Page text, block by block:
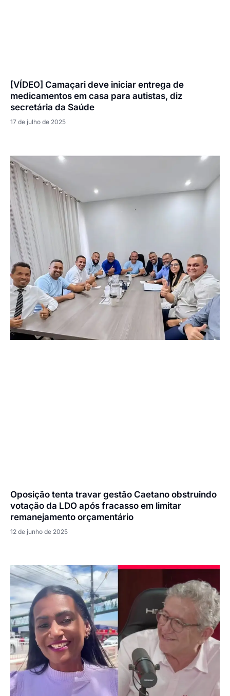
[VÍDEO] Camaçari deve iniciar entrega de
medicamentos em casa para autistas, diz
secretária da Saúde
17 de julho de 2025
Oposição tenta travar gestão Caetano obstruindo
votação da LDO após fracasso em limitar
remanejamento orçamentário
12 de junho de 2025